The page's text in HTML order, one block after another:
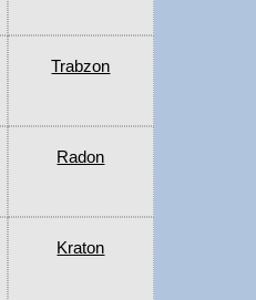
Trabzon
Radon
Kraton